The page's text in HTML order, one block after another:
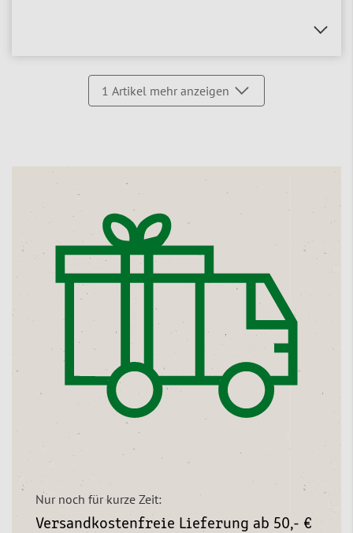
1 Artikel mehr anzeigen
Nur noch für kurze Zeit:
Versandkostenfreie Lieferung ab 50,- €